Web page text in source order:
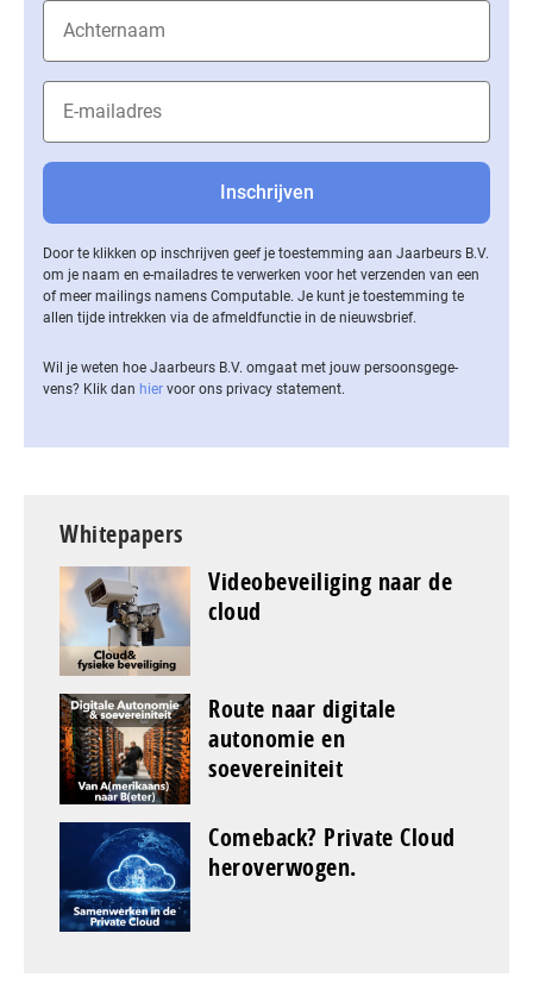
Door te klikken op inschrijven geef je toestemming aan Jaarbeurs B.V.
om je naam en e-mailadres te verwerken voor het verzenden van een
of meer mailings namens Computable. Je kunt je toestemming te
allen tijde intrekken via de af­meld­func­tie in de nieuwsbrief.
Wil je weten hoe Jaarbeurs B.V. omgaat met jouw per­soons­ge­ge­
vens? Klik dan hier voor ons privacy statement.
Whitepapers
Videobeveiliging naar de
cloud
Route naar digitale
autonomie en
soevereiniteit
Comeback? Private Cloud
heroverwogen.